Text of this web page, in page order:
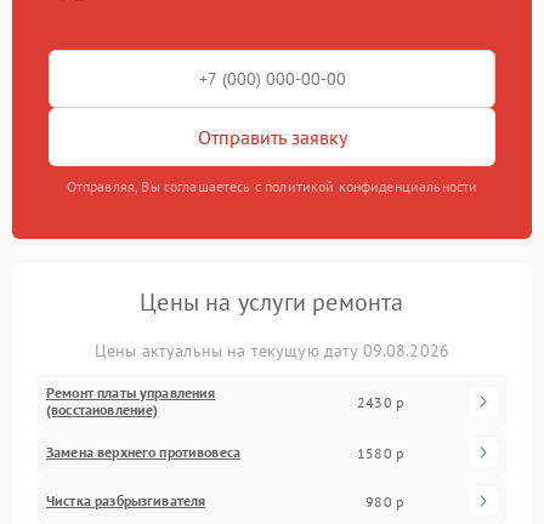
Отправить заявку
Отправляя, Вы соглашаетесь с политикой конфиденциальности
Цены на услуги ремонта
Цены актуальны на текущую дату 09.08.2026
Ремонт платы управления
(восстановление)
2430 р
Замена верхнего противовеса 1580 р
Чистка разбрызгивателя 980 р